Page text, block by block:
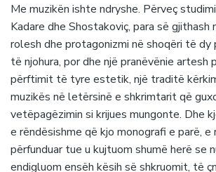
Me muzikën ishte ndryshe. Përveç
Kadare dhe Shostakoviç, para së gjithash
rolesh dhe protagonizmi në shoqëri të
të njohura, por dhe një pranëvënie
përftimit të tyre estetik, një traditë
muzikës në letërsinë e shkrimtarit që
vetëpagëzimin si krijues mungonte. Dhe
e rëndësishme që kjo monografi e parë, e
përfunduar tue u kujtuom shumë herë se
endigluom ensëh kësih së shkruomit, të